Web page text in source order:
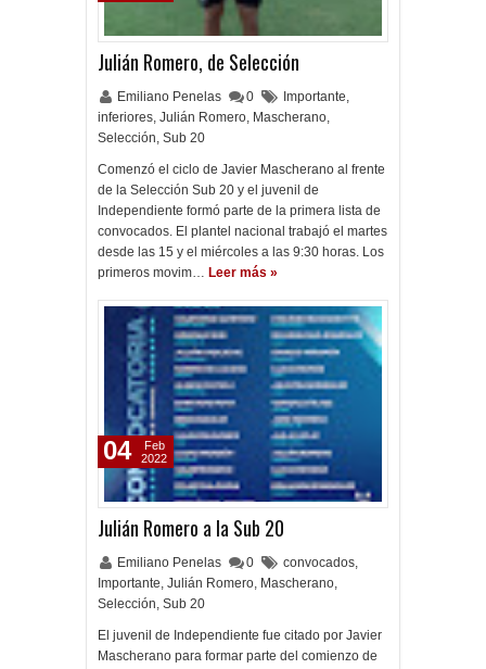
Julián Romero, de Selección
Emiliano Penelas 0 Importante,
inferiores, Julián Romero, Mascherano,
Selección, Sub 20
Comenzó el ciclo de Javier Mascherano al frente
de la Selección Sub 20 y el juvenil de
Independiente formó parte de la primera lista de
convocados. El plantel nacional trabajó el martes
desde las 15 y el miércoles a las 9:30 horas. Los
primeros movim… Leer más »
Julián Romero a la Sub 20
Emiliano Penelas 0 convocados,
Importante, Julián Romero, Mascherano,
Selección, Sub 20
El juvenil de Independiente fue citado por Javier
Mascherano para formar parte del comienzo de
04
Feb
2022